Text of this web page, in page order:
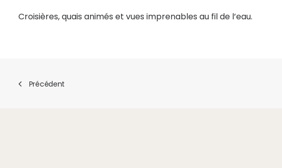
Croisières, quais animés et vues imprenables au fil de l’eau.
Précédent